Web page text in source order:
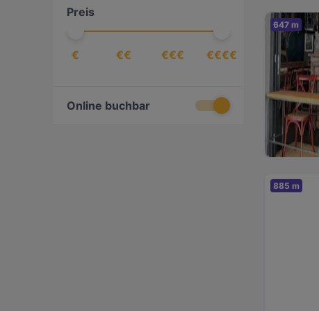
Italienisch
Japanisch (2)
Kaffee & Kuchen (
Mediterran
Preis
€ €€ €€€ €€€€
Online buchbar
647 m
885 m